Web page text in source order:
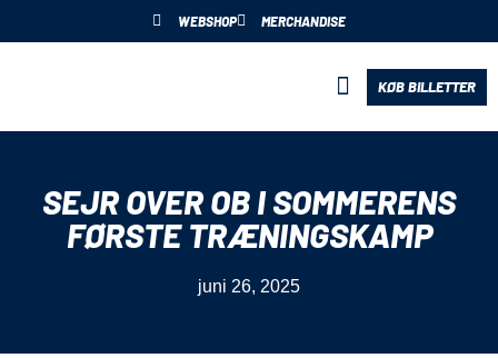
WEBSHOP MERCHANDISE
KØB BILLETTER
SEJR OVER OB I SOMMERENS
FØRSTE TRÆNINGSKAMP
juni 26, 2025